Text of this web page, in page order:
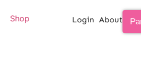
Shop
Login About